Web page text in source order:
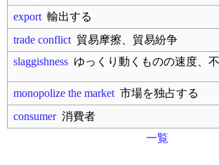
export 輸出する
trade conflict 貿易摩擦、貿易紛争
slaggishness ゆっくり動くものの速度、
monopolize the market 市場を独占する
consumer消費者
一覧